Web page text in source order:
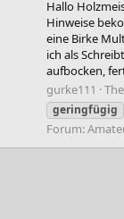
Hallo
Hinweise
eine Birke
ich als
aufbocken,
gurke111
geringfügig
Forum: